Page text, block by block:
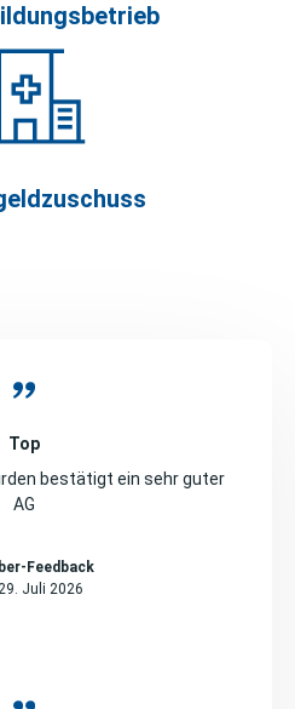
Top
bestätigt ein sehr guter
AG
Feedback
Juli 2026